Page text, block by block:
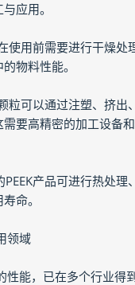
应用。
使用前需要进行干燥处
物料性能。
粒可以通过注塑、挤出
要高精密的加工设备
产品可进行热处理
命。
领域
性能，已在多个行业得